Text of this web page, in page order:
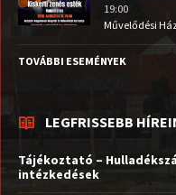
19:00
Művelődési
TOVÁBBI ESEMÉNYEK
LEGFRISSEBB
Tájékoztató –
intézkedések